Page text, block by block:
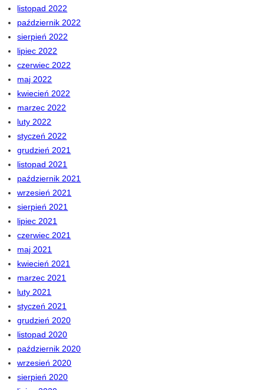
listopad 2022
październik 2022
sierpień 2022
lipiec 2022
czerwiec 2022
maj 2022
kwiecień 2022
marzec 2022
luty 2022
styczeń 2022
grudzień 2021
listopad 2021
październik 2021
wrzesień 2021
sierpień 2021
lipiec 2021
czerwiec 2021
maj 2021
kwiecień 2021
marzec 2021
luty 2021
styczeń 2021
grudzień 2020
listopad 2020
październik 2020
wrzesień 2020
sierpień 2020